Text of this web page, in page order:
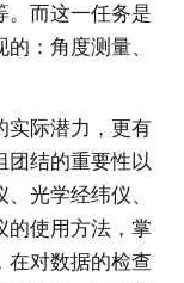
。而这一任务是
：角度测量、
实际潜力，更有
团结的重要性以
光学经纬仪、
的使用方法，掌
在对数据的检查